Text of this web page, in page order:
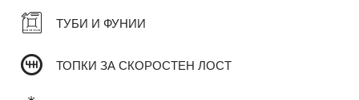
ТУБИ И ФУНИИ
ТОПКИ ЗА СКОРОСТЕН ЛОСТ